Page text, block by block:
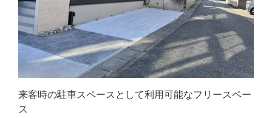
来客時の駐車スペースとして利用可能なフリースペー
ス